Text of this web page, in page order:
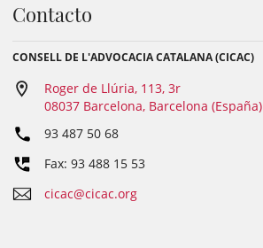
Contacto
CONSELL DE L'ADVOCACIA CATALANA (CICAC)
Roger de Llúria, 113, 3r
08037 Barcelona, Barcelona (España)
93 487 50 68
Fax: 93 488 15 53
cicac@cicac.org